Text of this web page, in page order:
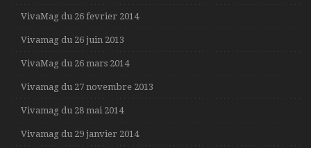
VivaMag du 26 fevrier 2014
Vivamag du 26 juin 2013
VivaMag du 26 mars 2014
Vivamag du 27 novembre 2013
Vivamag du 28 mai 2014
Vivamag du 29 janvier 2014